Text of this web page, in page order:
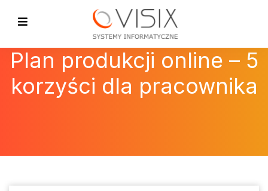
Plan produkcji online – 5
korzyści dla pracownika